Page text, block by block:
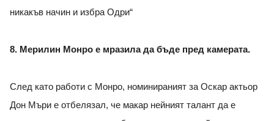
никакъв начин и избра Одри“
8. Мерилин Монро е мразила да бъде пред камерата.
След като работи с Монро, номинираният за Оскар актьор
Дон Мъри е отбелязал, че макар нейният талант да е